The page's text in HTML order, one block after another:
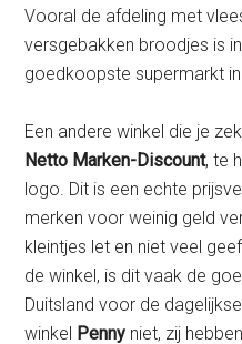
Vooral de afdeling met
versgebakken broodjes is
goedkoopste supermarkt in
Een andere winkel die je
Netto Marken-Discount, te
logo. Dit is een echte
merken voor weinig geld
kleintjes let en niet veel
de winkel, is dit vaak de
Duitsland voor de
winkel Penny niet, zij